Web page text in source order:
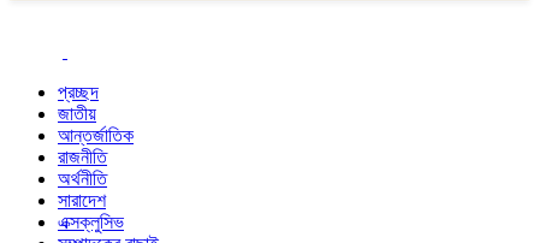
প্রচ্ছদ
জাতীয়
আন্তর্জাতিক
রাজনীতি
অর্থনীতি
সারাদেশ
এক্সক্লুসিভ